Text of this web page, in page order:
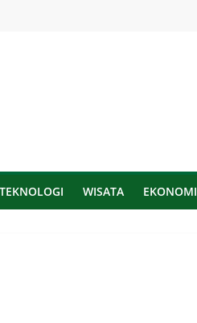
TEKNOLOGI WISATA EKONOMI